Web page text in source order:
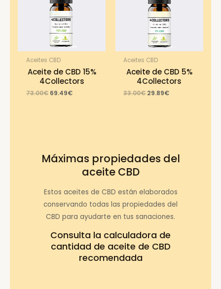
Aceites CBD
Aceite de CBD 15%
4Collectors
73.00€ Original
69.49€Current
Aceites CBD
Aceite de CBD 5%
4Collectors
33.00€ Original
29.89€Current
Máximas propiedades del
aceite CBD
Estos aceites de CBD están elaborados
conservando todas las propiedades del
CBD para ayudarte en tus sanaciones.
Consulta la calculadora de
cantidad de aceite de CBD
recomendada